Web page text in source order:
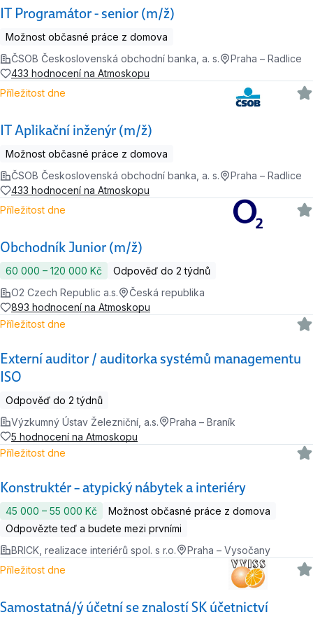
IT Programátor - senior (m/ž)
Možnost občasné práce z domova
ČSOB Československá obchodní banka, a. s.
Praha – Radlice
433 hodnocení na Atmoskopu
IT Aplikační inženýr (m/ž)
Příležitost dne
Možnost občasné práce z domova
ČSOB Československá obchodní banka, a. s.
Praha – Radlice
433 hodnocení na Atmoskopu
Obchodník Junior (m/ž)
Příležitost dne
60 000 ‍–‍ 120 000 Kč
Odpověď do 2 týdnů
O2 Czech Republic a.s.
Česká republika
893 hodnocení na Atmoskopu
Externí auditor / auditorka systémů managementu
ISO
Příležitost dne
Odpověď do 2 týdnů
Výzkumný Ústav Železniční, a.s.
Praha – Braník
5 hodnocení na Atmoskopu
Konstruktér – atypický nábytek a interiéry
Příležitost dne
45 000 ‍–‍ 55 000 Kč
Možnost občasné práce z domova
Odpovězte teď a budete mezi prvními
BRICK, realizace interiérů spol. s r.o.
Praha – Vysočany
Samostatná/ý účetní se znalostí SK účetnictví
Příležitost dne